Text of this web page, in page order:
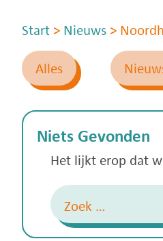
Start > Nieuws >
Alles
Niets Gevonden
Het lijkt erop dat
Zoeken